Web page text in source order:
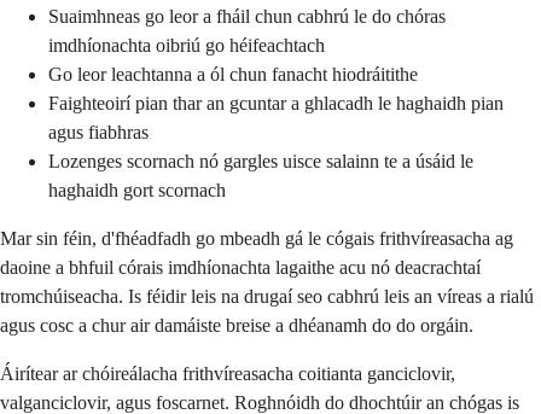
Suaimhneas go leor a fháil chun cabhrú le do chóras
imdhíonachta oibriú go héifeachtach
Go leor leachtanna a ól chun fanacht hiodráitithe
Faighteoirí pian thar an gcuntar a ghlacadh le haghaidh pian
agus fiabhras
Lozenges scornach nó gargles uisce salainn te a úsáid le
haghaidh gort scornach
Mar sin féin, d'fhéadfadh go mbeadh gá le cógais frithvíreasacha ag
daoine a bhfuil córais imdhíonachta lagaithe acu nó deacrachtaí
tromchúiseacha. Is féidir leis na drugaí seo cabhrú leis an víreas a rialú
agus cosc ​​a chur air damáiste breise a dhéanamh do do orgáin.
Áirítear ar chóireálacha frithvíreasacha coitianta ganciclovir,
valganciclovir, agus foscarnet. Roghnóidh do dhochtúir an chógas is